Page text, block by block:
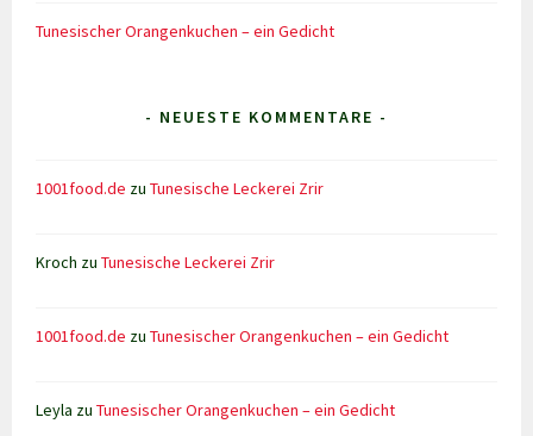
Tunesischer Orangenkuchen – ein Gedicht
- NEUESTE KOMMENTARE -
1001food.de zuTunesische Leckerei Zrir
Kroch zuTunesische Leckerei Zrir
1001food.de zuTunesischer Orangenkuchen – ein Gedicht
Leyla zuTunesischer Orangenkuchen – ein Gedicht